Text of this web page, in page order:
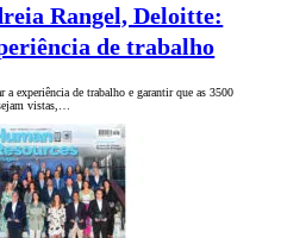
Rangel, Deloitte:
de trabalho
experiência de trabalho e garantir que as 3500
vistas,…